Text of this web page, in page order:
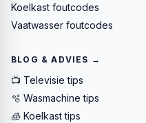
Koelkast foutcodes
Vaatwasser foutcodes
BLOG & ADVIES →
📺 Televisie tips
🫧 Wasmachine tips
🧊 Koelkast tips